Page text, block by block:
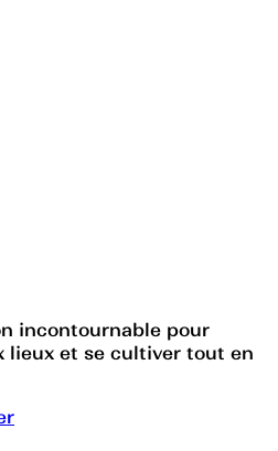
incontournable pour
lieux et se cultiver tout en